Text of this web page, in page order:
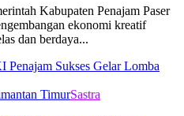
Kabupaten Penajam Paser
ekonomi kreatif
dan berdaya...
TimurSastra